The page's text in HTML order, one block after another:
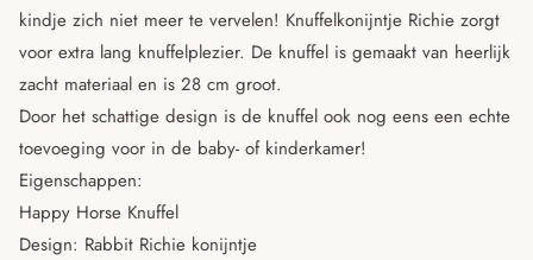
kindje zich niet meer te vervelen! Knuffelkonijntje Richie zorgt
voor extra lang knuffelplezier. De knuffel is gemaakt van heerlijk
zacht materiaal en is 28 cm groot.
Door het schattige design is de knuffel ook nog eens een echte
toevoeging voor in de baby- of kinderkamer!
Eigenschappen:
Happy Horse Knuffel
Design: Rabbit Richie konijntje